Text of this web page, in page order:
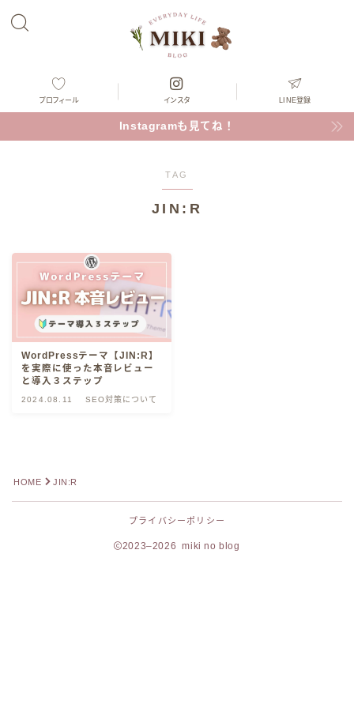
プロフィール インスタ LINE登録
Instagramも見てね！
TAG
JIN:R
WordPressテーマ【JIN:R】
を実際に使った本音レビュー
と導入３ステップ
2024.08.11 SEO対策について
HOME JIN:R
プライバシーポリシー
2023–2026 miki no blog